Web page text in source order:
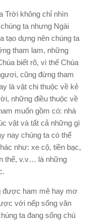
Trời không chỉ nhìn
ta nhưng Ngài
tạo dựng nên chúng ta
tham lam, những
biết rõ, vì thế Chúa
cũng đừng tham
là vật chi thuộc về kẻ
những điều thuộc về
muốn gồm có: nhà
vật và tất cả những gì
nay chúng ta có thể
như: xe cộ, tiền bạc,
thế, v.v… là những
được ham mê hay mơ
với nếp sống văn
ta đang sống chú